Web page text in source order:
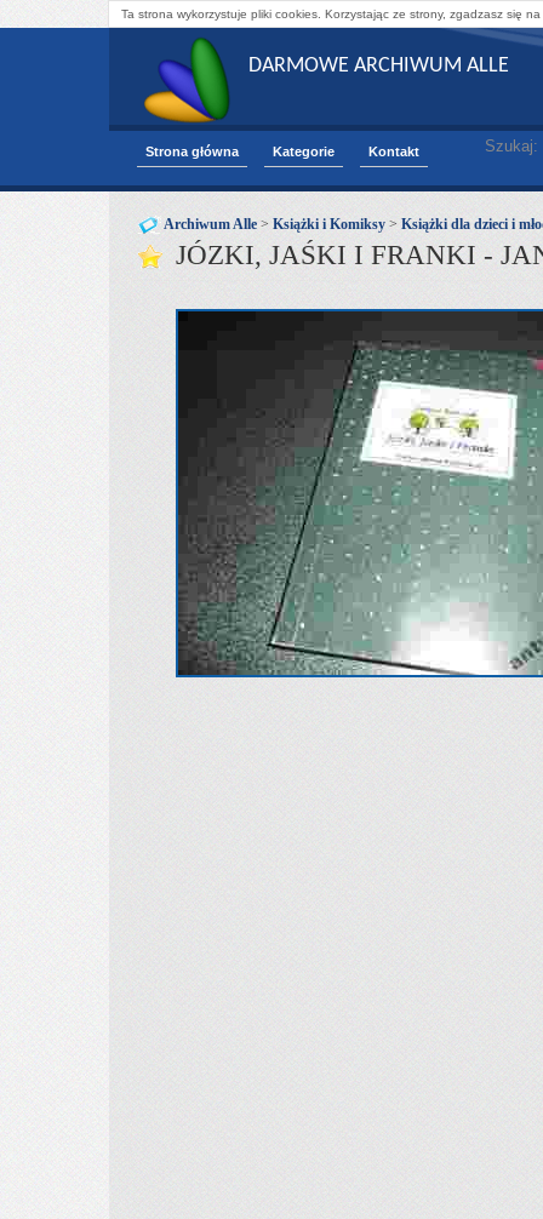
Ta strona wykorzystuje pliki cookies. Korzystając ze strony, zgadzasz się
DARMOWE ARCHIWUM ALLE
Strona główna Kategorie Kontakt Szukaj:
Archiwum Alle > Książki i Komiksy > Książki dla dzieci i
JÓZKI, JAŚKI I FRANKI -